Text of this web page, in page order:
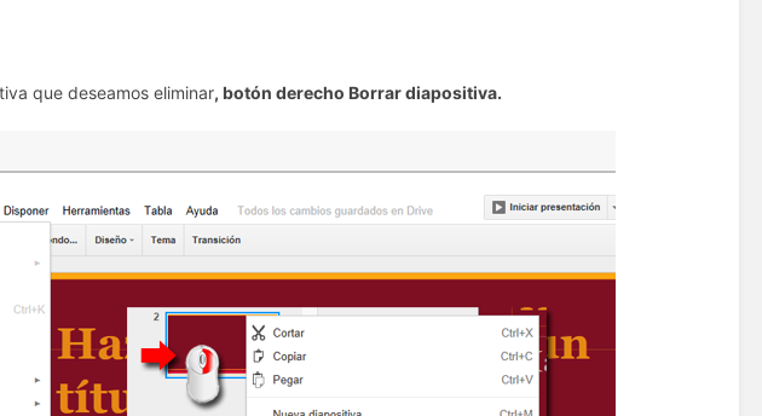
que deseamos eliminar, botón derecho Borrar diapositiva.